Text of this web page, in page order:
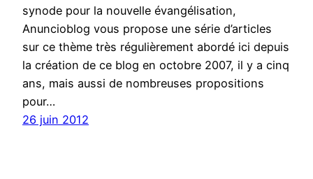
synode pour la nouvelle évangélisation,
Anuncioblog vous propose une série d’articles
sur ce thème très régulièrement abordé ici depuis
la création de ce blog en octobre 2007, il y a cinq
ans, mais aussi de nombreuses propositions
pour…
26 juin 2012